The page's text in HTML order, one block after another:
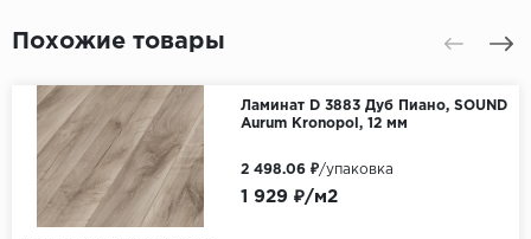
Похожие товары
Ламинат D 3883 Дуб Пиано, SOUND
Aurum Kronopol, 12 мм
1 929 ₽/м2
2 498.06 ₽/упаковка